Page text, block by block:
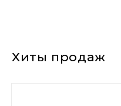
Хиты продаж